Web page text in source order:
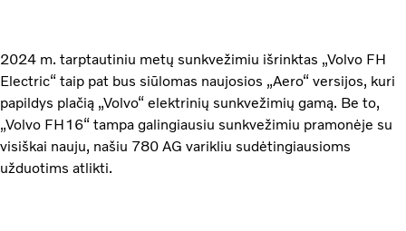
2024 m. tarptautiniu metų sunkvežimiu išrinktas „Volvo FH
Electric“ taip pat bus siūlomas naujosios „Aero“ versijos, kuri
papildys plačią „Volvo“ elektrinių sunkvežimių gamą. Be to,
„Volvo FH16“ tampa galingiausiu sunkvežimiu pramonėje su
visiškai nauju, našiu 780 AG varikliu sudėtingiausioms
užduotims atlikti.